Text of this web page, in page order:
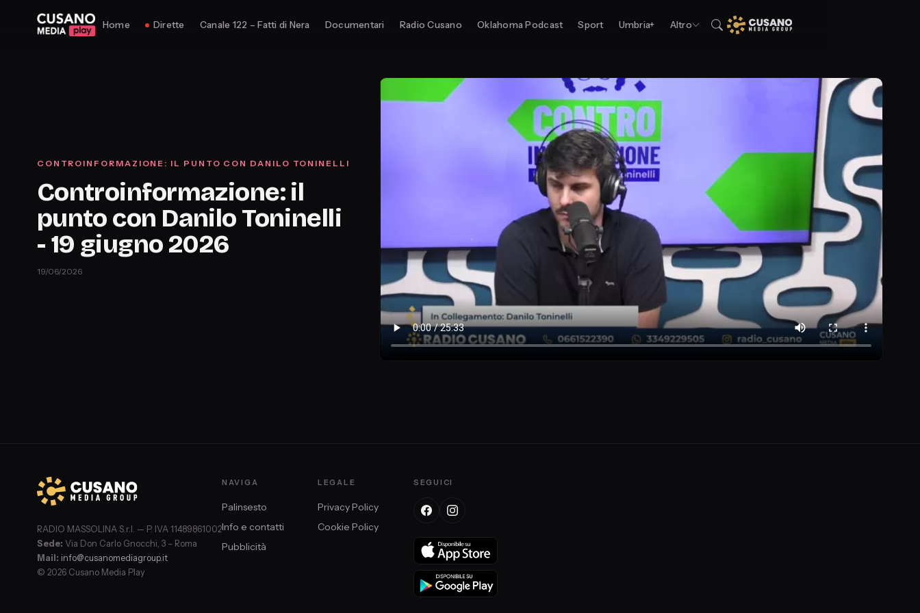
Home Dirette Canale 122 – Fatti di Nera Documentari Radio Cusano Oklahoma Podcast Sport Umbria+ Altro
CONTROINFORMAZIONE: IL PUNTO CON DANILO TONINELLI
Controinformazione: il
punto con Danilo Toninelli
- 19 giugno 2026
19/06/2026
RADIO MASSOLINA S.r.l. — P. IVA 11489861002
Sede: Via Don Carlo Gnocchi, 3 – Roma
Mail: info@cusanomediagroup.it
© 2026 Cusano Media Play
NAVIGA
Palinsesto
Info e contatti
Pubblicità
LEGALE
Privacy Policy
Cookie Policy
SEGUICI